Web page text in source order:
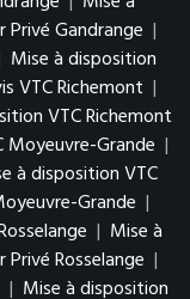
Privé Gandrange |
Mise à disposition
VTC Richemont |
VTC Richemont
Moyeuvre-Grande |
à disposition VTC
Grande |
| Mise à
Privé Rosselange |
| Mise à disposition